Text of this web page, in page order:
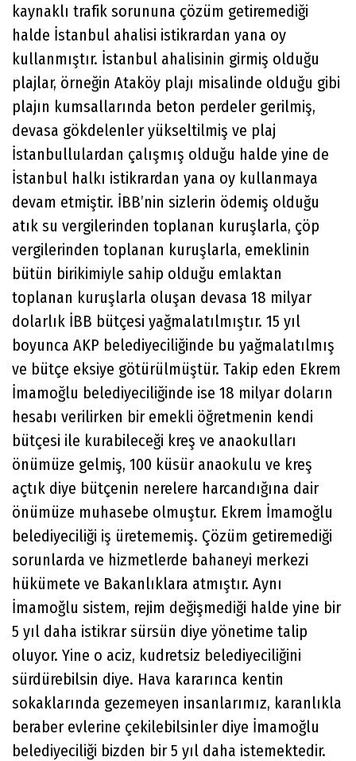
kaynaklı trafik sorununa çözüm getiremediği
halde İstanbul ahalisi istikrardan yana oy
kullanmıştır. İstanbul ahalisinin girmiş olduğu
plajlar, örneğin Ataköy plajı misalinde olduğu gibi
plajın kumsallarında beton perdeler gerilmiş,
devasa gökdelenler yükseltilmiş ve plaj
İstanbullulardan çalışmış olduğu halde yine de
İstanbul halkı istikrardan yana oy kullanmaya
devam etmiştir. İBB’nin sizlerin ödemiş olduğu
atık su vergilerinden toplanan kuruşlarla, çöp
vergilerinden toplanan kuruşlarla, emeklinin
bütün birikimiyle sahip olduğu emlaktan
toplanan kuruşlarla oluşan devasa 18 milyar
dolarlık İBB bütçesi yağmalatılmıştır. 15 yıl
boyunca AKP belediyeciliğinde bu yağmalatılmış
ve bütçe eksiye götürülmüştür. Takip eden Ekrem
İmamoğlu belediyeciliğinde ise 18 milyar doların
hesabı verilirken bir emekli öğretmenin kendi
bütçesi ile kurabileceği kreş ve anaokulları
önümüze gelmiş, 100 küsür anaokulu ve kreş
açtık diye bütçenin nerelere harcandığına dair
önümüze muhasebe olmuştur. Ekrem İmamoğlu
belediyeciliği iş üretememiş. Çözüm getiremediği
sorunlarda ve hizmetlerde bahaneyi merkezi
hükümete ve Bakanlıklara atmıştır. Aynı
İmamoğlu sistem, rejim değişmediği halde yine bir
5 yıl daha istikrar sürsün diye yönetime talip
oluyor. Yine o aciz, kudretsiz belediyeciliğini
sürdürebilsin diye. Hava kararınca kentin
sokaklarında gezemeyen insanlarımız, karanlıkla
beraber evlerine çekilebilsinler diye İmamoğlu
belediyeciliği bizden bir 5 yıl daha istemektedir.